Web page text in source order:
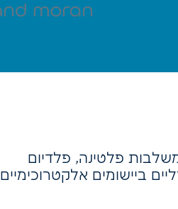
פלטינה, פלדיום
ביישומים אלקטרוכימיים